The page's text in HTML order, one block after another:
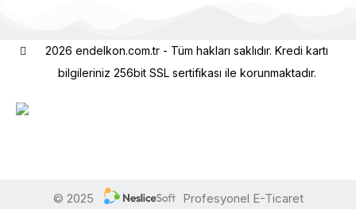
2026 endelkon.com.tr - Tüm hakları saklıdır. Kredi kartı
bilgileriniz 256bit SSL sertifikası ile korunmaktadır.
© 2025
Profesyonel E-Ticaret